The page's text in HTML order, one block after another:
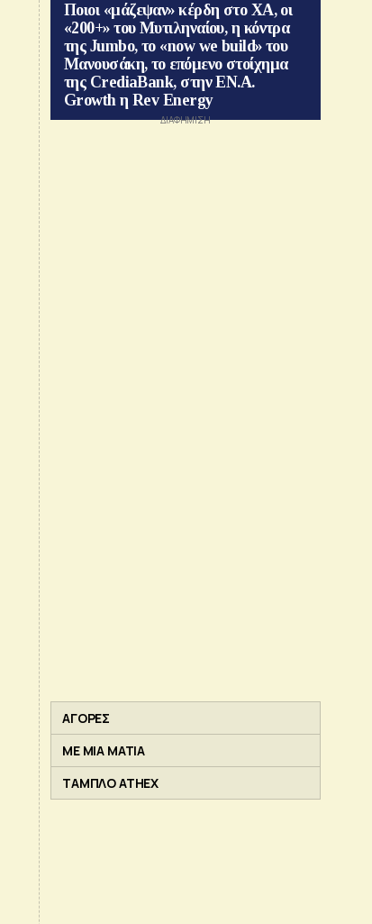
Ποιοι «μάζεψαν» κέρδη στο ΧΑ, οι
«200+» του Μυτιληναίου, η κόντρα
της Jumbo, το «now we build» του
Μανουσάκη, το επόμενο στοίχημα
της CrediaBank, στην ΕΝ.Α.
Growth η Rev Energy
ΑΓΟΡΕΣ
ΜΕ ΜΙΑ ΜΑΤΙΑ
ΤΑΜΠΛΟ ATHEX